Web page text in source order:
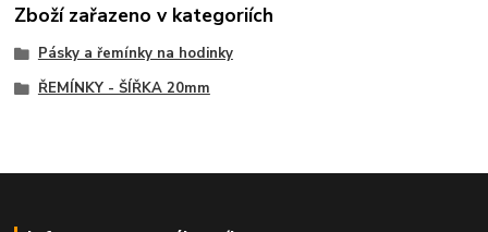
Zboží zařazeno v kategoriích
Pásky a řemínky na hodinky
ŘEMÍNKY - ŠÍŘKA 20mm